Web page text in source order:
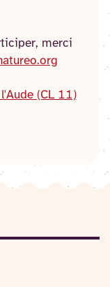
merci
(CL 11)